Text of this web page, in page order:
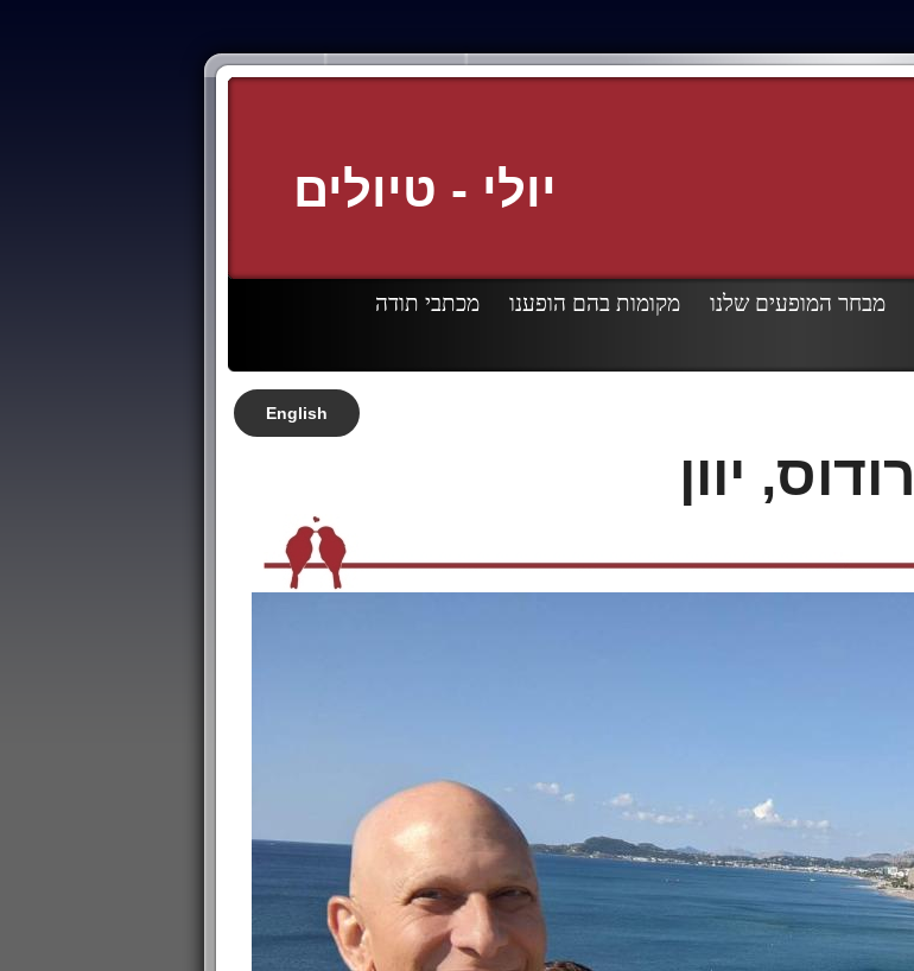
יולי - טיולים
מבחר המופעים שלנו מקומות בהם הופענו
מכתבי תודה
English
רודוס, יוון